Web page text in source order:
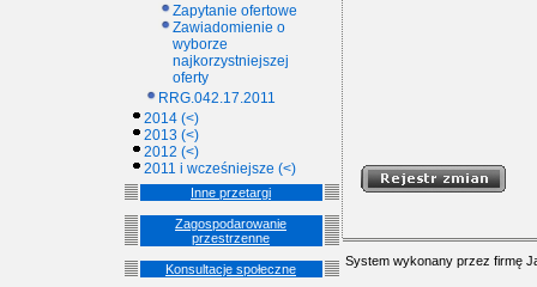
Zapytanie ofertowe
Zawiadomienie o
wyborze
najkorzystniejszej
oferty
RRG.042.17.2011
2014 (<)
2013 (<)
2012 (<)
2011 i wcześniejsze (<)
Inne przetargi
Zagospodarowanie
przestrzenne
Konsultacje społeczne
System wykonany przez firmę